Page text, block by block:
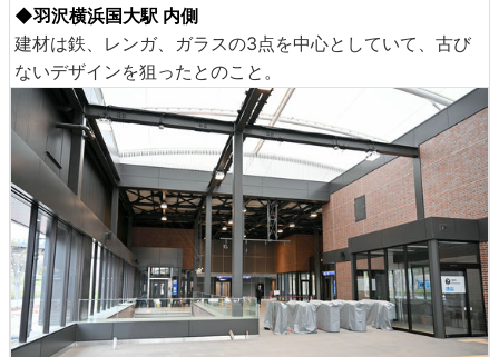
◆羽沢横浜国大駅 内側
建材は鉄、レンガ、ガラスの3点を中心としていて、古び
ないデザインを狙ったとのこと。